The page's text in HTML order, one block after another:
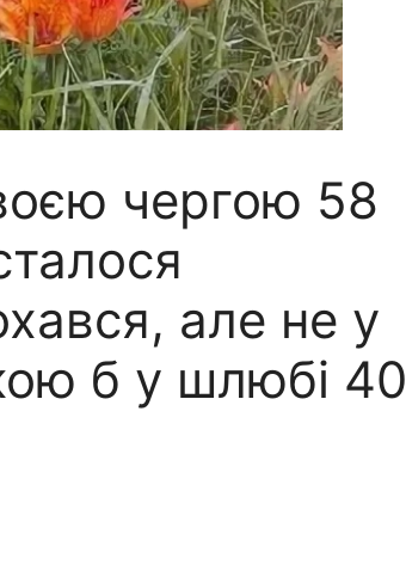
чергою 58
але не у
б у шлюбі 40